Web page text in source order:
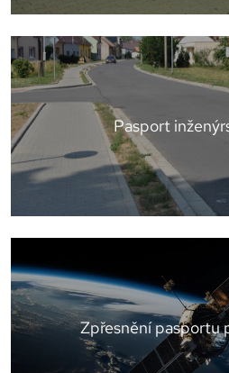
Pasport
Zpřesnění pasportu